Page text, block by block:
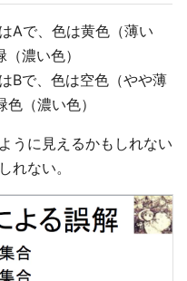
Aで、色は黄色（薄い
濃い色）
Bで、色は空色（やや薄
（濃い色）
うに見えるかもしれない
れない。